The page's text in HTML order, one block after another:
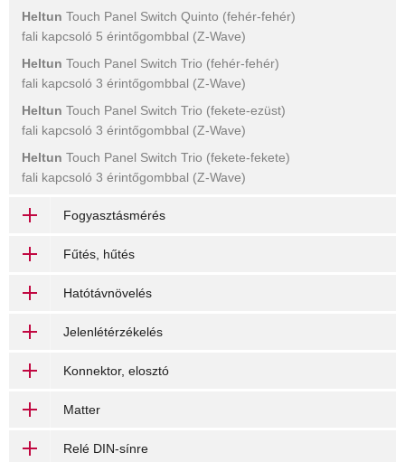
Heltun Touch Panel Switch Quinto (fehér-fehér)
fali kapcsoló 5 érintőgombbal (Z-Wave)
Heltun Touch Panel Switch Trio (fehér-fehér)
fali kapcsoló 3 érintőgombbal (Z-Wave)
Heltun Touch Panel Switch Trio (fekete-ezüst)
fali kapcsoló 3 érintőgombbal (Z-Wave)
Heltun Touch Panel Switch Trio (fekete-fekete)
fali kapcsoló 3 érintőgombbal (Z-Wave)
Fogyasztásmérés
Fűtés, hűtés
Hatótávnövelés
Jelenlétérzékelés
Konnektor, elosztó
Matter
Relé DIN-sínre